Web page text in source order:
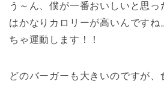
う～ん、僕が一番おいしいと思っ
はかなりカロリーが高いんですね
ちゃ運動します！！
どのバーガーも大きいのですが